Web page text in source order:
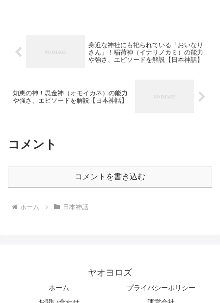
身近な神社にも祀られている「おいなり
さん」！稲荷神（イナリノカミ）の能力
や強さ、エピソードを解説【日本神話】
知恵の神！思金神（オモイカネ）の能力
や強さ、エピソードを解説【日本神話】
コメント
コメントを書き込む
ホーム 日本神話
ヤオヨロズ
ホーム
プライバシーポリシー